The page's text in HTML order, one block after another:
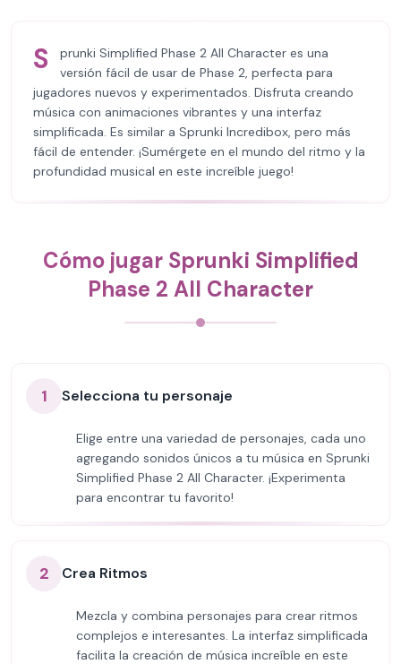
S
prunki Simplified Phase 2 All Character es una
versión fácil de usar de Phase 2, perfecta para
jugadores nuevos y experimentados. Disfruta creando
música con animaciones vibrantes y una interfaz
simplificada. Es similar a Sprunki Incredibox, pero más
fácil de entender. ¡Sumérgete en el mundo del ritmo y la
profundidad musical en este increíble juego!
Cómo jugar Sprunki Simplified
Phase 2 All Character
1 Selecciona tu personaje
Elige entre una variedad de personajes, cada uno
agregando sonidos únicos a tu música en Sprunki
Simplified Phase 2 All Character. ¡Experimenta
para encontrar tu favorito!
2 Crea Ritmos
Mezcla y combina personajes para crear ritmos
complejos e interesantes. La interfaz simplificada
facilita la creación de música increíble en este